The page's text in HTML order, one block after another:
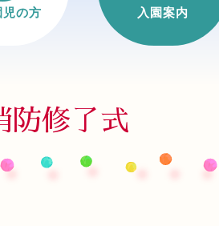
の方 入園案内
防修了式